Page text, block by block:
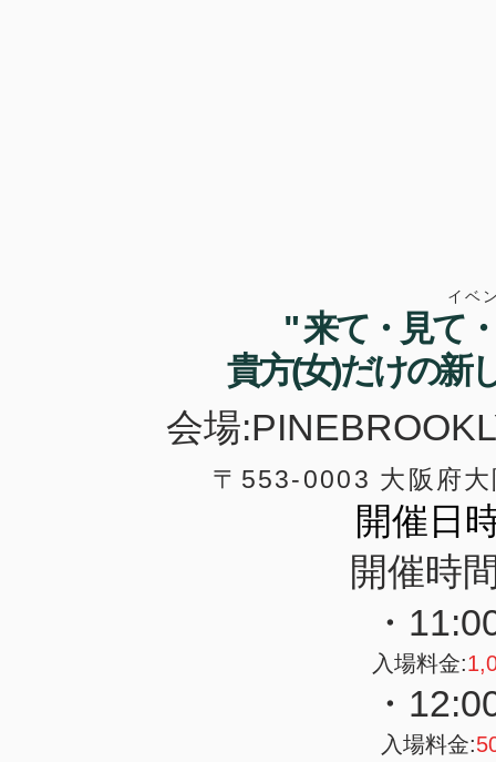
イベ
" 来て・見て
貴方(女)だけの新
会場
〒553-0003 大阪府
開催日
開催時
・
入場料金:
・
入場料金: